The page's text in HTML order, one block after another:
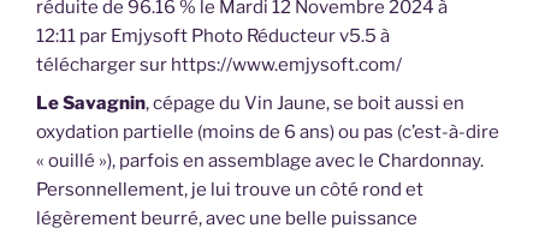
réduite de 96.16 % le Mardi 12 Novembre 2024 à
12:11 par Emjysoft Photo Réducteur v5.5 à
télécharger sur https://www.emjysoft.com/
Le Savagnin, cépage du Vin Jaune, se boit aussi en
oxydation partielle (moins de 6 ans) ou pas (c’est-à-dire
« ouillé »), parfois en assemblage avec le Chardonnay.
Personnellement, je lui trouve un côté rond et
légèrement beurré, avec une belle puissance